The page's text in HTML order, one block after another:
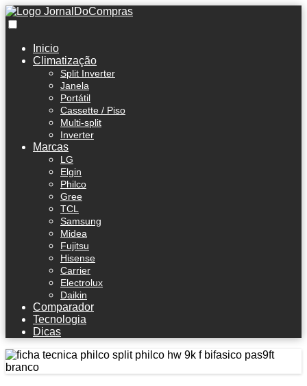
Inicio
Climatização
Split Inverter
Janela
Portátil
Cassette / Piso
Multi-split
Inverter
Marcas
LG
Elgin
Philco
Gree
TCL
Samsung
Midea
Fujitsu
Hisense
Carrier
Electrolux
Daikin
Comparador
Tecnologia
Dicas